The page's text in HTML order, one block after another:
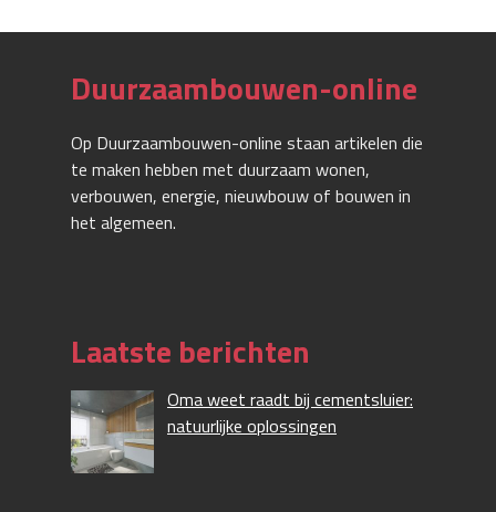
Duurzaambouwen-online
Op Duurzaambouwen-online staan artikelen die
te maken hebben met duurzaam wonen,
verbouwen, energie, nieuwbouw of bouwen in
het algemeen.
Laatste berichten
Oma weet raadt bij cementsluier:
natuurlijke oplossingen